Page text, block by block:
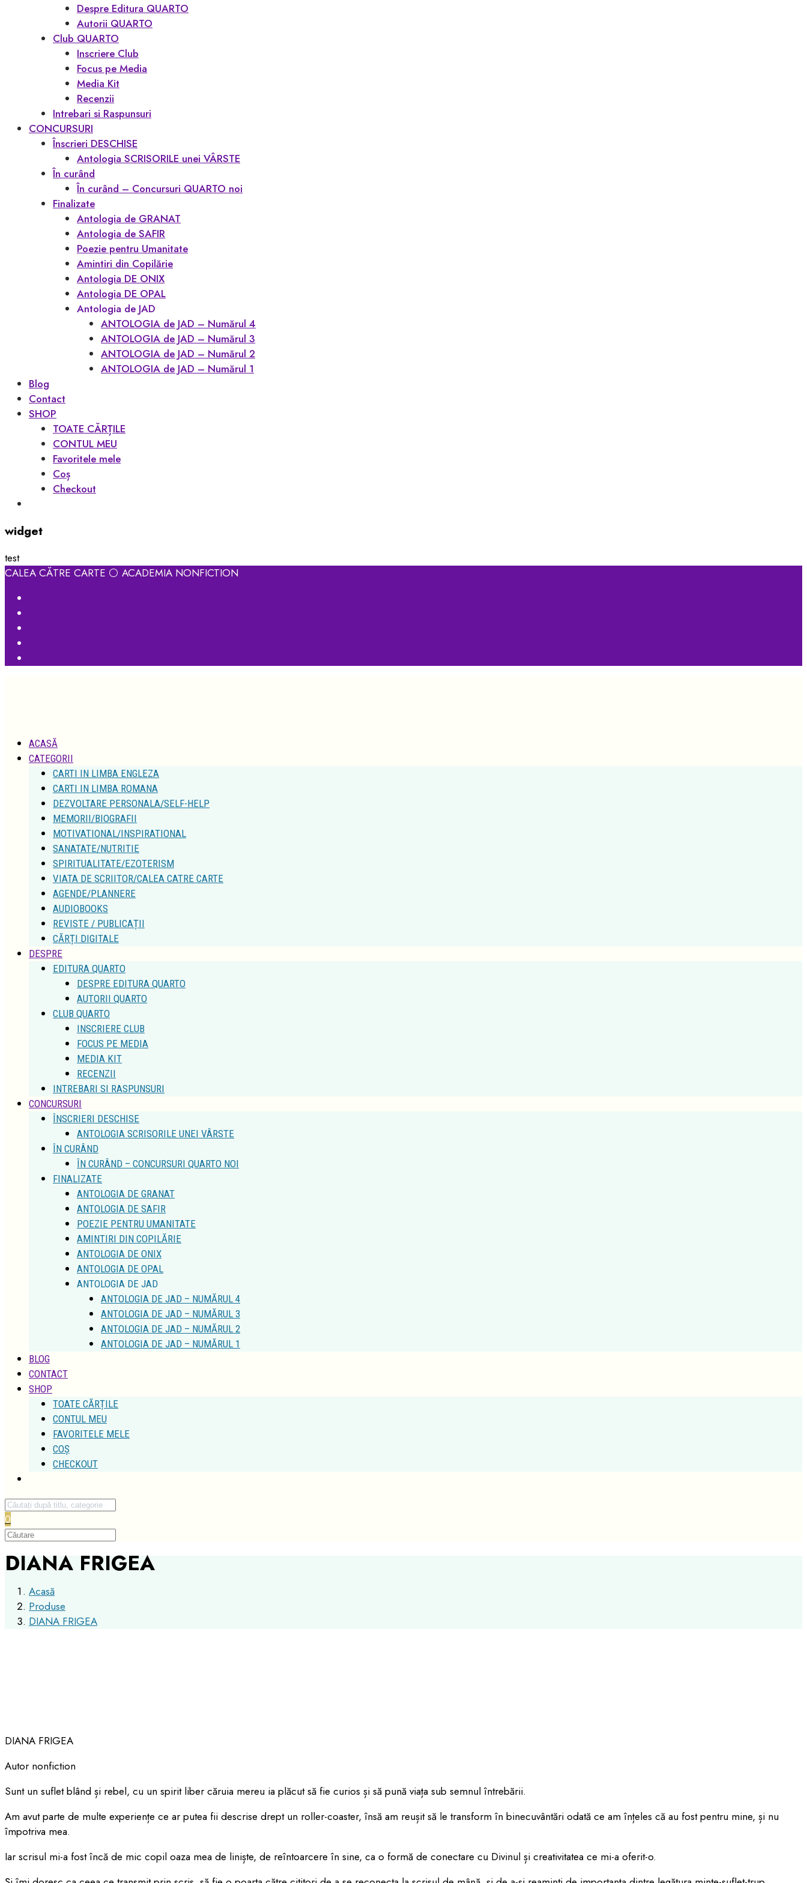
Despre Editura QUARTO
Autorii QUARTO
Club QUARTO
Inscriere Club
Focus pe Media
Media Kit
Recenzii
Intrebari si Raspunsuri
CONCURSURI
Înscrieri DESCHISE
Antologia SCRISORILE unei VÂRSTE
În curând
În curând – Concursuri QUARTO noi
Finalizate
Antologia de GRANAT
Antologia de SAFIR
Poezie pentru Umanitate
Amintiri din Copilărie
Antologia DE ONIX
Antologia DE OPAL
Antologia de JAD
ANTOLOGIA de JAD – Numărul 4
ANTOLOGIA de JAD – Numărul 3
ANTOLOGIA de JAD – Numărul 2
ANTOLOGIA de JAD – Numărul 1
Blog
Contact
SHOP
TOATE CĂRȚILE
CONTUL MEU
Favoritele mele
Coș
Checkout
widget
test
CALEA CĂTRE CARTE ⚪ ACADEMIA NONFICTION
CARTI IN LIMBA ENGLEZA
CARTI IN LIMBA ROMANA
DEZVOLTARE PERSONALA/SELF-HELP
MEMORII/BIOGRAFII
MOTIVATIONAL/INSPIRATIONAL
SANATATE/NUTRITIE
SPIRITUALITATE/EZOTERISM
VIATA DE SCRIITOR/CALEA CATRE CARTE
AGENDE/PLANNERE
AUDIOBOOKS
REVISTE / PUBLICAȚII
CĂRȚI DIGITALE
DESPRE
EDITURA QUARTO
AUTORII QUARTO
CLUB QUARTO
INSCRIERE CLUB
FOCUS PE MEDIA
MEDIA KIT
RECENZII
INTREBARI SI RASPUNSURI
CONCURSURI
ÎNSCRIERI DESCHISE
ANTOLOGIA SCRISORILE UNEI VÂRSTE
ÎN CURÂND
ÎN CURÂND – CONCURSURI QUARTO NOI
FINALIZATE
ANTOLOGIA DE GRANAT
ANTOLOGIA DE SAFIR
POEZIE PENTRU UMANITATE
AMINTIRI DIN COPILĂRIE
ANTOLOGIA DE ONIX
ANTOLOGIA DE OPAL
ANTOLOGIA DE JAD
ANTOLOGIA DE JAD – NUMĂRUL 4
ANTOLOGIA DE JAD – NUMĂRUL 3
ANTOLOGIA DE JAD – NUMĂRUL 2
ANTOLOGIA DE JAD – NUMĂRUL 1
SHOP
TOATE CĂRȚILE
FAVORITELE MELE
COȘ
CHECKOUT
DIANA FRIGEA
Acasă
Produse
DIANA FRIGEA
împotriva mea.
Iar scrisul mi-a fost încă de mic copil oaza mea de liniște, de reîntoarcere în sine, ca o formă de conectare cu Divinul și creativitatea ce mi-a oferit-o.